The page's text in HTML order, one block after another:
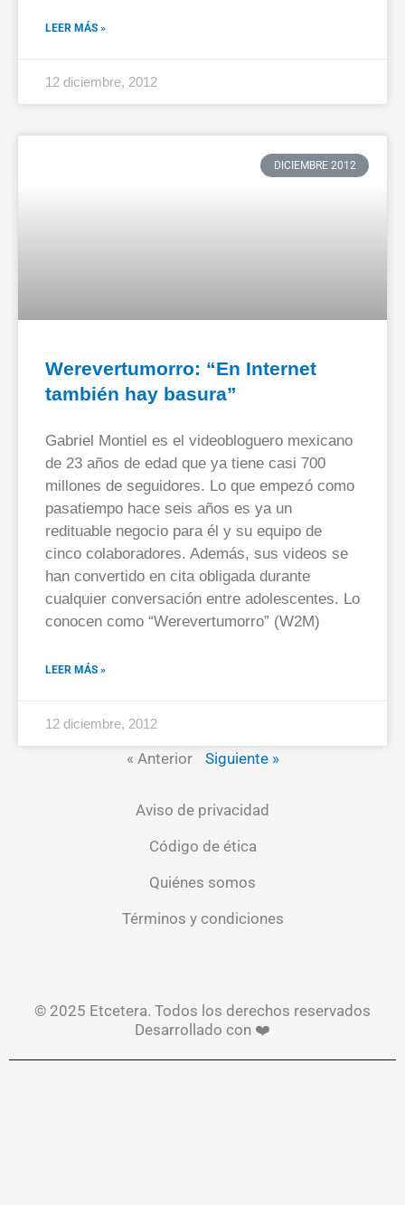
LEER MÁS »
12 diciembre, 2012
DICIEMBRE 2012
Werevertumorro: “En Internet
también hay basura”
Gabriel Montiel es el videobloguero mexicano
de 23 años de edad que ya tiene casi 700
millones de seguidores. Lo que empezó como
pasatiempo hace seis años es ya un
redituable negocio para él y su equipo de
cinco colaboradores. Además, sus videos se
han convertido en cita obligada durante
cualquier conversación entre adolescentes. Lo
conocen como “Werevertumorro” (W2M)
LEER MÁS »
12 diciembre, 2012
« Anterior Siguiente »
Aviso de privacidad
Código de ética
Quiénes somos
Términos y condiciones
© 2025 Etcetera. Todos los derechos reservados
Desarrollado con ❤️